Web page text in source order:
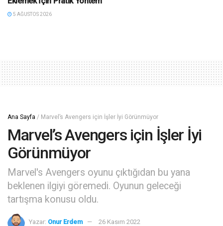
5 AĞUSTOS 2026
Ana Sayfa / Marvel’s Avengers için İşler İyi Görünmüyor
Marvel’s Avengers için İşler İyi
Görünmüyor
Marvel's Avengers oyunu çıktığıdan bu yana
beklenen ilgiyi göremedi. Oyunun geleceği
tartışma konusu oldu.
Yazar: Onur Erdem 26 Kasım 2022